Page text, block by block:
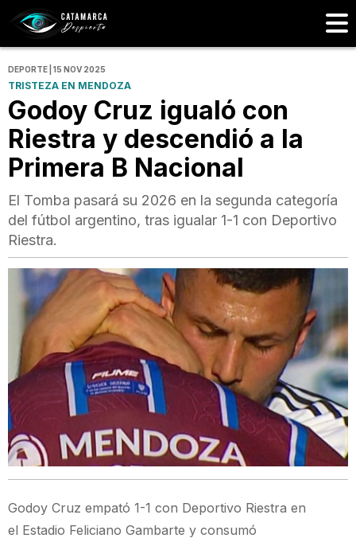
DEPORTE | 15 NOV 2025
TRISTEZA EN MENDOZA
Godoy Cruz igualó con
Riestra y descendió a la
Primera B Nacional
El Tomba pasará su 2026 en la segunda categoría
del fútbol argentino, tras igualar 1-1 con Deportivo
Riestra.
Godoy Cruz empató 1-1 con Deportivo Riestra en
el Estadio Feliciano Gambarte y consumó